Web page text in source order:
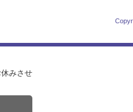
みさせ